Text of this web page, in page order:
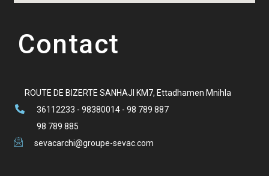
Contact
ROUTE DE BIZERTE SANHAJI KM7, Ettadhamen Mnihla
36112233 - 98380014 - 98 789 887
98 789 885
sevacarchi@groupe-sevac.com